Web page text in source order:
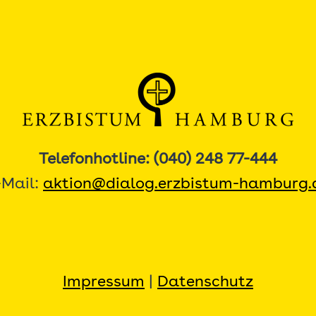
Telefonhotline: (040) 248 77-444
aktion@dialog.erzbistum-
Impressum Datenschutz